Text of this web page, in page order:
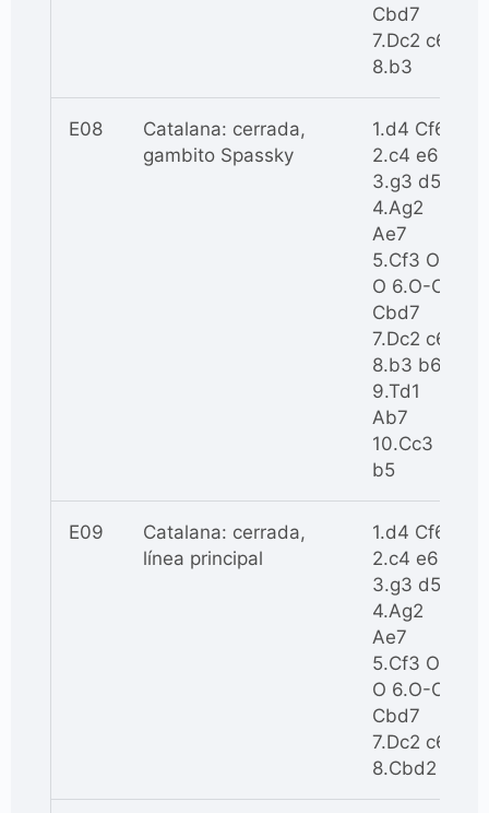
Cbd7
7.Dc2 c6
8.b3
E08
Catalana: cerrada,
gambito Spassky
1.d4 Cf6
2.c4 e6
3.g3 d5
4.Ag2
Ae7
5.Cf3 O-
O 6.O-O
Cbd7
7.Dc2 c6
8.b3 b6
9.Td1
Ab7
10.Cc3
b5
E09
Catalana: cerrada,
línea principal
1.d4 Cf6
2.c4 e6
3.g3 d5
4.Ag2
Ae7
5.Cf3 O-
O 6.O-O
Cbd7
7.Dc2 c6
8.Cbd2